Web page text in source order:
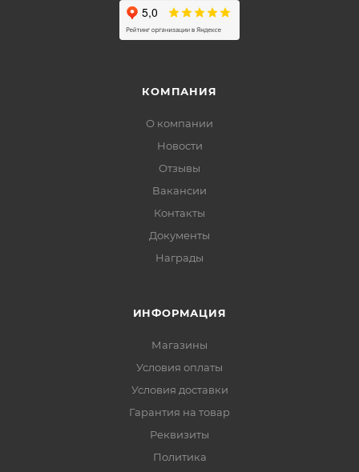
КОМПАНИЯ
О компании
Новости
Отзывы
Вакансии
Контакты
Документы
Награды
ИНФОРМАЦИЯ
Магазины
Условия оплаты
Условия доставки
Гарантия на товар
Реквизиты
Политика